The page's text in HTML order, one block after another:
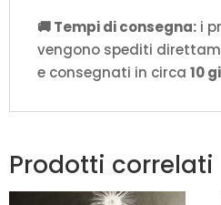
🚚 Tempi di consegna: i
vengono spediti
e consegnati in circa 10
Prodotti correlati